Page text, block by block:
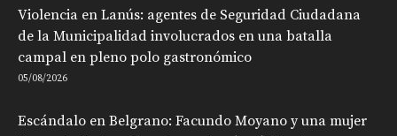
Violencia en Lanús: agentes de Seguridad Ciudadana
de la Municipalidad involucrados en una batalla
campal en pleno polo gastronómico
05/08/2026
Escándalo en Belgrano: Facundo Moyano y una mujer